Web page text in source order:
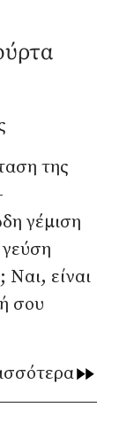
της
γέμιση
Ναι, είναι
σου